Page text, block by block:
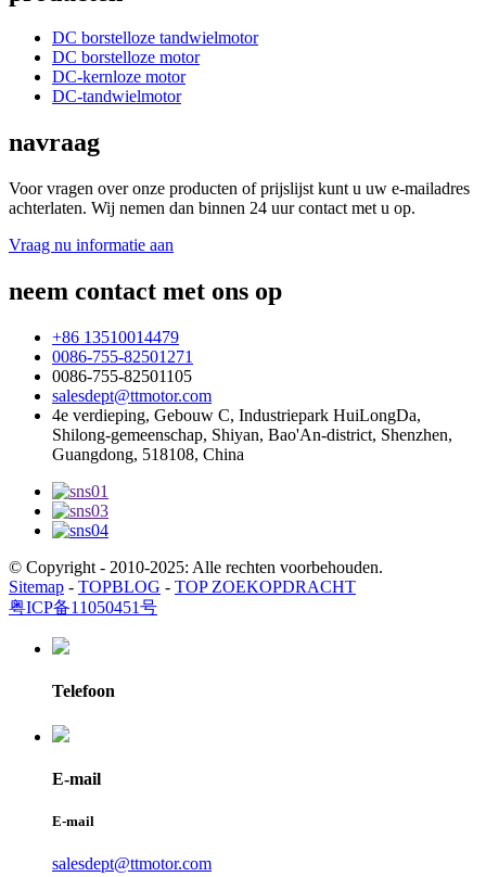
DC borstelloze tandwielmotor
DC borstelloze motor
DC-kernloze motor
DC-tandwielmotor
navraag
Voor vragen over onze producten of prijslijst kunt u uw e-mailadres
achterlaten. Wij nemen dan binnen 24 uur contact met u op.
Vraag nu informatie aan
neem contact met ons op
+86 13510014479
0086-755-82501271
0086-755-82501105
salesdept@ttmotor.com
4e verdieping, Gebouw C, Industriepark HuiLongDa,
Shilong-gemeenschap, Shiyan, Bao'An-district, Shenzhen,
Guangdong, 518108, China
© Copyright - 2010-2025: Alle rechten voorbehouden.
Sitemap - TOPBLOG - TOP ZOEKOPDRACHT
粤ICP备11050451号
Telefoon
E-mail
E-mail
salesdept@ttmotor.com